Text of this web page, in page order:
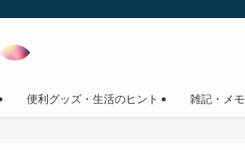
便利グッズ・生活のヒント 雑記・メモ